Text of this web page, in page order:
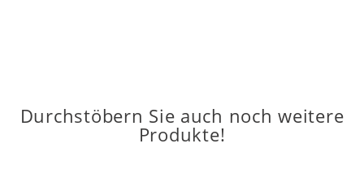
Durchstöbern Sie auch noch weitere
Produkte!